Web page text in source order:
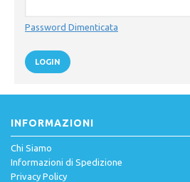
Password Dimenticata
LOGIN
INFORMAZIONI
Chi Siamo
Informazioni di Spedizione
Privacy Policy